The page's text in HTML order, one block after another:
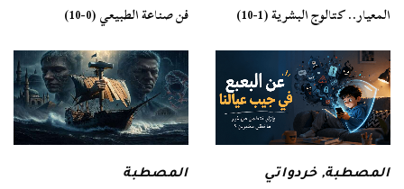
المعيار.. كتالوج البشرية (1-10) فن صناعة الطبيعي (0-10)
المصطبة,خردواتي المصطبة